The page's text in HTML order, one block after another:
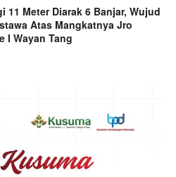
11 Meter Diarak 6 Banjar, Wujud
Atas Mangkatnya Jro
I Wayan Tang